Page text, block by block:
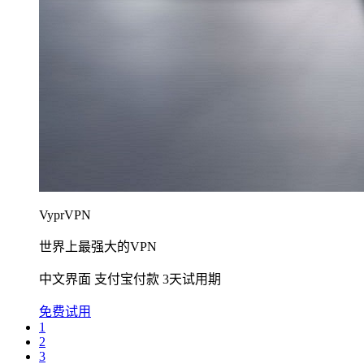
VyprVPN
世界上最强大的VPN
中文界面 支付宝付款 3天试用期
免费试用
NordVPN
性能强大的国外VPN
支付宝、微信付款，最低月均$2.99(大约20元)，30天退
前往了解
ExpressVPN
Ivacy VPN
最先进的VPN服务商
购买2年计划可节省83％ 7天退款保证
开始使用
1